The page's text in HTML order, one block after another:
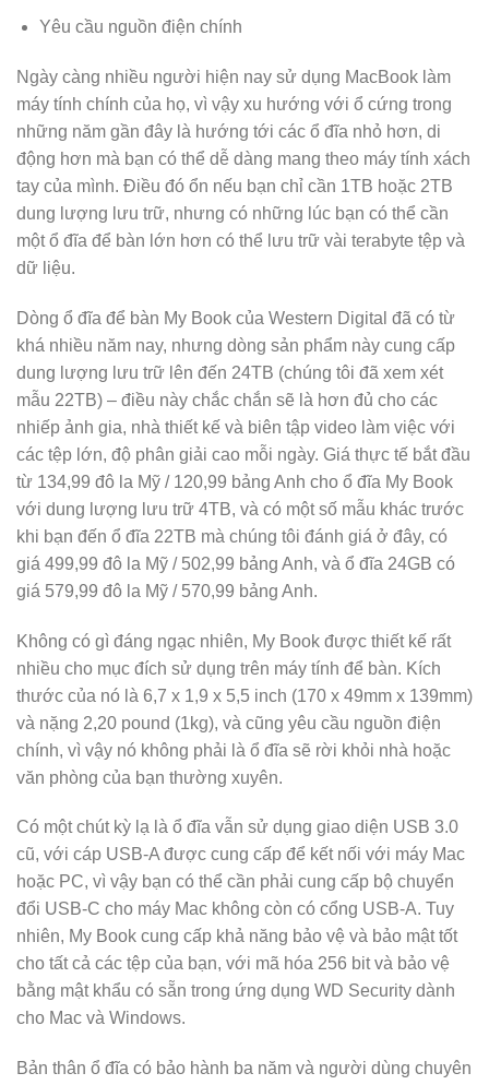
Yêu cầu nguồn điện chính
Ngày càng nhiều người hiện nay sử dụng MacBook làm
máy tính chính của họ, vì vậy xu hướng với ổ cứng trong
những năm gần đây là hướng tới các ổ đĩa nhỏ hơn, di
động hơn mà bạn có thể dễ dàng mang theo máy tính xách
tay của mình. Điều đó ổn nếu bạn chỉ cần 1TB hoặc 2TB
dung lượng lưu trữ, nhưng có những lúc bạn có thể cần
một ổ đĩa để bàn lớn hơn có thể lưu trữ vài terabyte tệp và
dữ liệu.
Dòng ổ đĩa để bàn My Book của Western Digital đã có từ
khá nhiều năm nay, nhưng dòng sản phẩm này cung cấp
dung lượng lưu trữ lên đến 24TB (chúng tôi đã xem xét
mẫu 22TB) – điều này chắc chắn sẽ là hơn đủ cho các
nhiếp ảnh gia, nhà thiết kế và biên tập video làm việc với
các tệp lớn, độ phân giải cao mỗi ngày. Giá thực tế bắt đầu
từ 134,99 đô la Mỹ / 120,99 bảng Anh cho ổ đĩa My Book
với dung lượng lưu trữ 4TB, và có một số mẫu khác trước
khi bạn đến ổ đĩa 22TB mà chúng tôi đánh giá ở đây, có
giá 499,99 đô la Mỹ / 502,99 bảng Anh, và ổ đĩa 24GB có
giá 579,99 đô la Mỹ / 570,99 bảng Anh.
Không có gì đáng ngạc nhiên, My Book được thiết kế rất
nhiều cho mục đích sử dụng trên máy tính để bàn. Kích
thước của nó là 6,7 x 1,9 x 5,5 inch (170 x 49mm x 139mm)
và nặng 2,20 pound (1kg), và cũng yêu cầu nguồn điện
chính, vì vậy nó không phải là ổ đĩa sẽ rời khỏi nhà hoặc
văn phòng của bạn thường xuyên.
Có một chút kỳ lạ là ổ đĩa vẫn sử dụng giao diện USB 3.0
cũ, với cáp USB-A được cung cấp để kết nối với máy Mac
hoặc PC, vì vậy bạn có thể cần phải cung cấp bộ chuyển
đổi USB-C cho máy Mac không còn có cổng USB-A. Tuy
nhiên, My Book cung cấp khả năng bảo vệ và bảo mật tốt
cho tất cả các tệp của bạn, với mã hóa 256 bit và bảo vệ
bằng mật khẩu có sẵn trong ứng dụng WD Security dành
cho Mac và Windows.
Bản thân ổ đĩa có bảo hành ba năm và người dùng chuyên